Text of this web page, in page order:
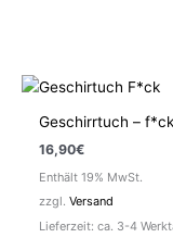
Geschirrtuch – f*ck
16,90€
Enthält 19% MwSt.
zzgl.Versand
Lieferzeit: ca. 3-4